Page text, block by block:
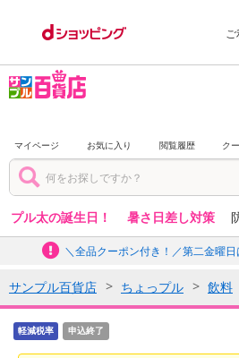
マイページ お気に入り 閲覧履歴 ク
プル太の誕生日！ 暑さ日差し対策
＼全品クーポン付き！／第二金曜日
サンプル百貨店 ちょっプル 飲料
軽減税率 申込終了